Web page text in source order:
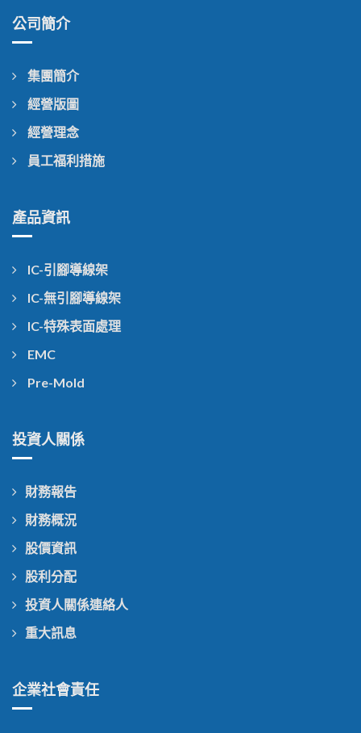
公司簡介
集團簡介
經營版圖
經營理念
員工福利措施
產品資訊
IC-引腳導線架
IC-無引腳導線架
IC-特殊表面處理
EMC
Pre-Mold
投資人關係
財務報告
財務概況
股價資訊
股利分配
投資人關係連絡人
重大訊息
企業社會責任